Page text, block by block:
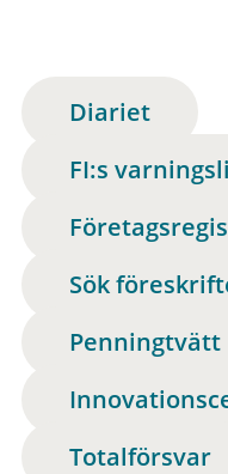
Diariet
FI:s
Sök
Penningtvätt
Totalförsvar